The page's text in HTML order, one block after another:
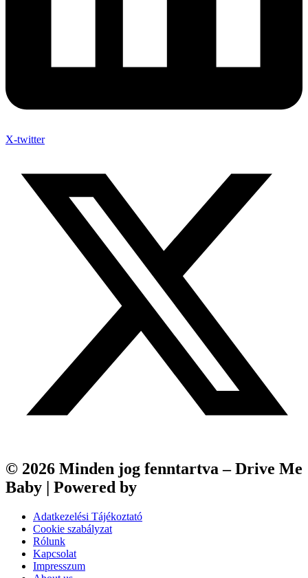
X-twitter
© 2026 Minden jog fenntartva – Drive Me
Baby | Powered by
Adatkezelési Tájékoztató
Cookie szabályzat
Rólunk
Kapcsolat
Impresszum